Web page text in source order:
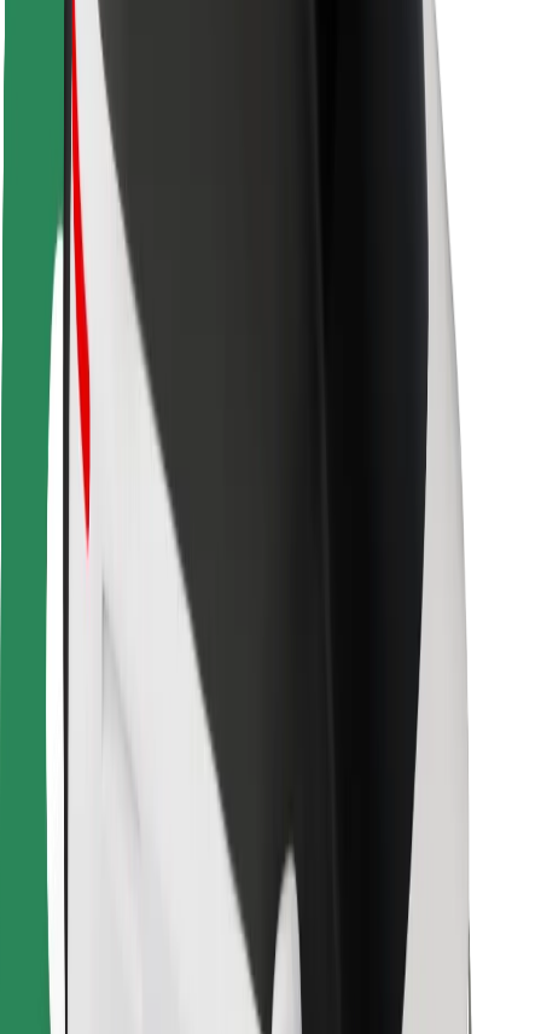
Drošības laboratorija
Pilsētas
Pilsētas
Risinājumi pilsētām
Lidostas
Bolt uzlādes statīvi
Palīdzība
Pasažieriem
Autovadītājiem
Kurjeriem
Bolt Food
Autoparku īpašniekiem
Restorāniem
Bolt for Business
Noteikumi un nosacījumi
Saņem braucienu minūšu laikā!
Lejupielādē Bolt lietotni